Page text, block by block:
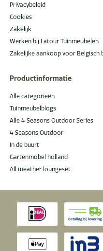
Privacybeleid
Cookies
Zakelijk
Werken bij Latour Tuinmeubelen
Zakelijke aankoop voor Belgisch
Productinformatie
Alle categorieën
Tuinmeubelblogs
Alle 4 Seasons Outdoor Series
4 Seasons Outdoor
In de buurt
Gartenmöbel holland
All weather loungeset